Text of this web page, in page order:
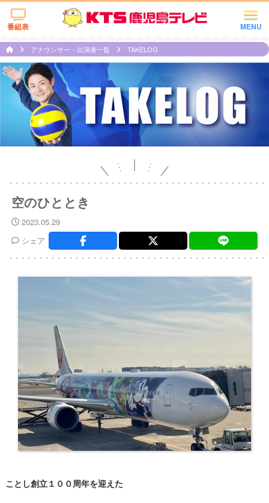
MENU
番組表
アナウンサー・出演者一覧 TAKELOG
空のひととき
2023.05.29
シェア
ことし創立１００周年を迎えた